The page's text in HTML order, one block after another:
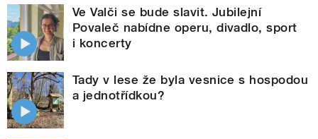
Ve Valči se bude slavit. Jubilejní
Povaleč nabídne operu, divadlo, sport
i koncerty
Tady v lese že byla vesnice s hospodou
a jednotřídkou?